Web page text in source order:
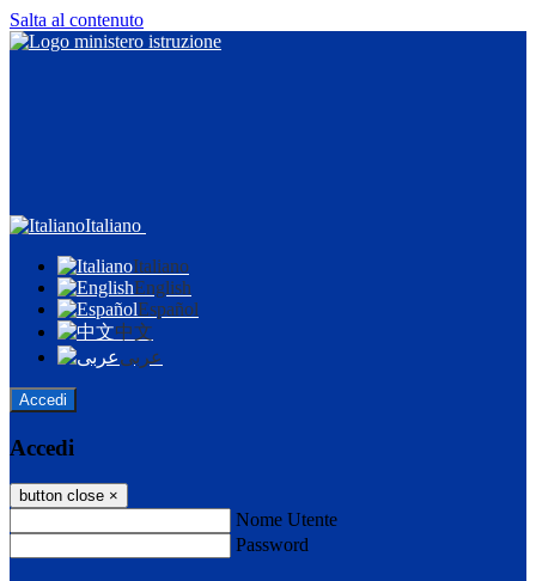
Salta al contenuto
Italiano
Italiano
English
Español
中文
عربى
Accedi
Accedi
button close ×
Nome Utente
Password